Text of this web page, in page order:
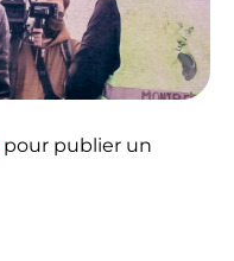
pour publier un